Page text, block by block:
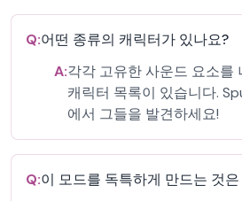
Q:어떤 종류의 캐릭터가 있나요?
A:각각 고유한 사운드 요소를
캐릭터 목록이 있습니다.
에서 그들을 발견하세요!
Q:이 모드를 독특하게 만드는 것